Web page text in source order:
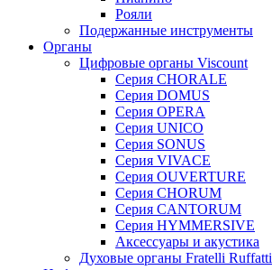
Рояли
Подержанные инструменты
Органы
Цифровые органы Viscount
Серия CHORALE
Серия DOMUS
Серия OPERA
Серия UNICO
Серия SONUS
Серия VIVACE
Серия OUVERTURE
Серия CHORUM
Серия CANTORUM
Серия HYMMERSIVE
Аксессуары и акустика
Духовые органы Fratelli Ruffatti